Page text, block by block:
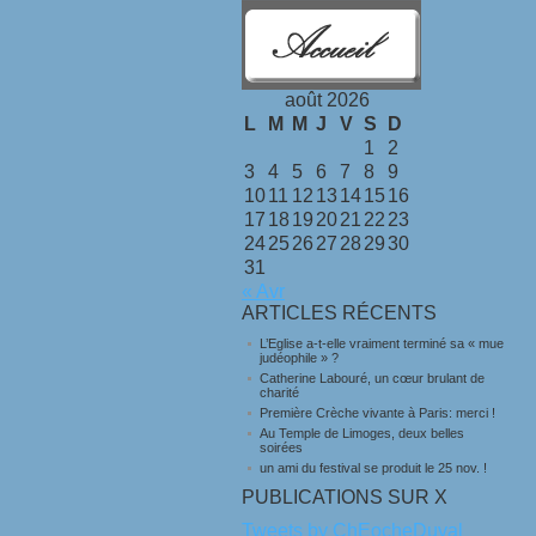
août 2026
L
M M J V S
D
1
2
3
4 5 6 7 8
9
1011 12 13141516
17 1819 2021 22 23
242526 27 282930
31
« Avr
ARTICLES RÉCENTS
L’Eglise a-t-elle vraiment terminé sa « mue
judéophile » ?
Catherine Labouré, un cœur brulant de
charité
Première Crèche vivante à Paris: merci !
Au Temple de Limoges, deux belles
soirées
un ami du festival se produit le 25 nov. !
PUBLICATIONS SUR X
Tweets by ChEocheDuval